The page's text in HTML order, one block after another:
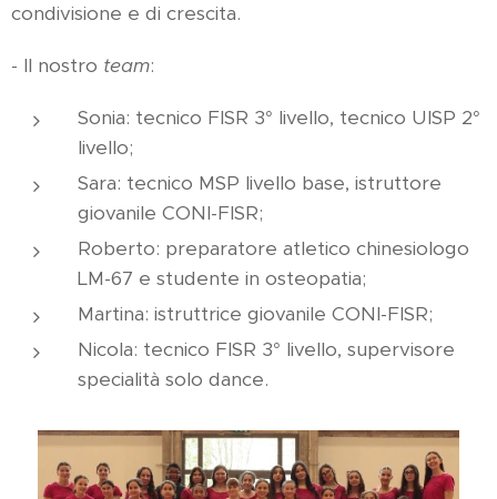
condivisione e di crescita.
- Il nostro team:
Sonia: tecnico FISR 3° livello, tecnico UISP 2°
livello;
Sara: tecnico MSP livello base, istruttore
giovanile CONI-FISR;
Roberto: preparatore atletico chinesiologo
LM-67 e studente in osteopatia;
Martina: istruttrice giovanile CONI-FISR;
Nicola: tecnico FISR 3° livello, supervisore
specialità solo dance.